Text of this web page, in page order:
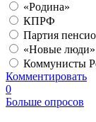
«Родина»
КПРФ
Партия
«Новые люди»
Коммунисты
Комментировать
0
Больше опросов